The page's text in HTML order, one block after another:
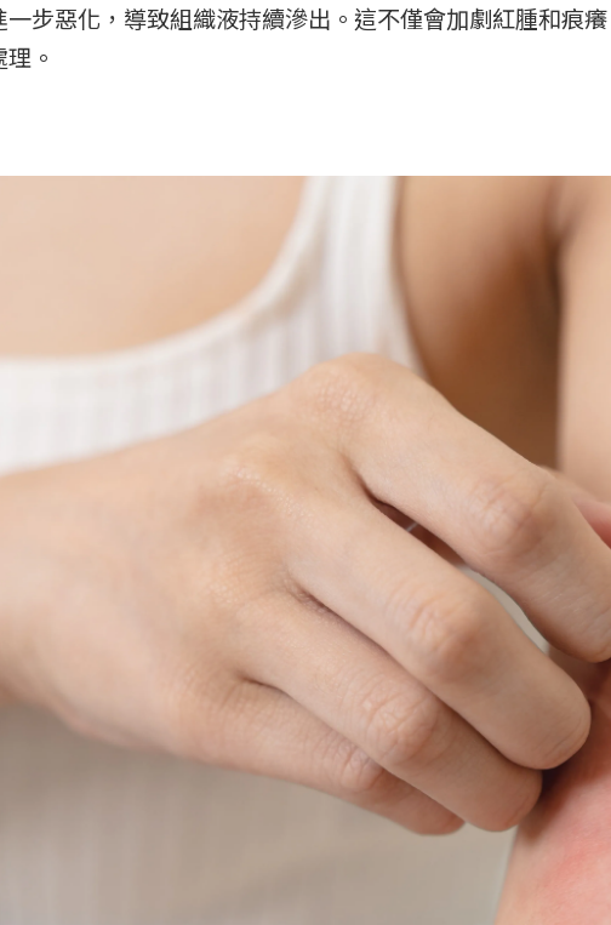
步惡化，導致組織液持續滲出。這不僅會加劇紅腫和痕
。